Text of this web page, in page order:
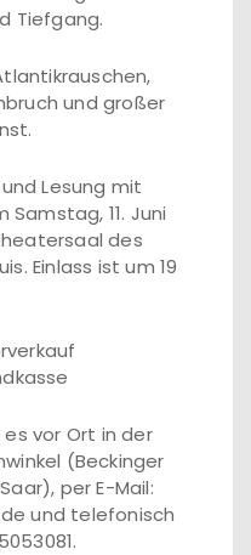
Tiefgang.
und großer
Lesung mit
11. Juni
des
Einlass ist um 19
vor Ort in der
(Beckinger
per E-Mail:
und telefonisch